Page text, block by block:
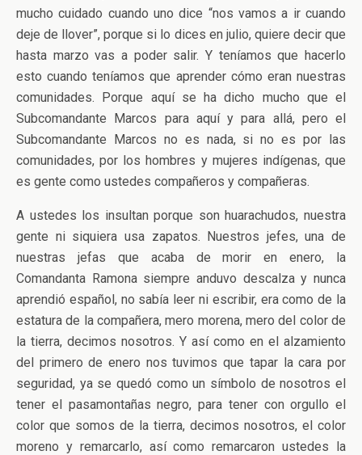
mucho cuidado cuando uno dice “nos vamos a ir cuando
deje de llover”, porque si lo dices en julio, quiere decir que
hasta marzo vas a poder salir. Y teníamos que hacerlo
esto cuando teníamos que aprender cómo eran nuestras
comunidades. Porque aquí se ha dicho mucho que el
Subcomandante Marcos para aquí y para allá, pero el
Subcomandante Marcos no es nada, si no es por las
comunidades, por los hombres y mujeres indígenas, que
es gente como ustedes compañeros y compañeras.
A ustedes los insultan porque son huarachudos, nuestra
gente ni siquiera usa zapatos. Nuestros jefes, una de
nuestras jefas que acaba de morir en enero, la
Comandanta Ramona siempre anduvo descalza y nunca
aprendió español, no sabía leer ni escribir, era como de la
estatura de la compañera, mero morena, mero del color de
la tierra, decimos nosotros. Y así como en el alzamiento
del primero de enero nos tuvimos que tapar la cara por
seguridad, ya se quedó como un símbolo de nosotros el
tener el pasamontañas negro, para tener con orgullo el
color que somos de la tierra, decimos nosotros, el color
moreno y remarcarlo, así como remarcaron ustedes la